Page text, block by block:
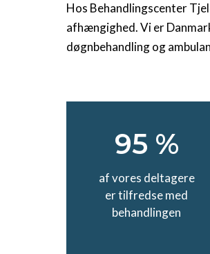
Hos Behandlingscenter
afhængighed. Vi er
døgnbehandling og
95 %
af vores deltagere
er tilfredse med
behandlingen